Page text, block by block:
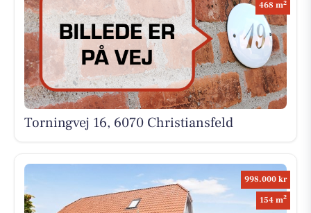
468 m2
Torningvej 16, 6070 Christiansfeld
998.000 kr
154 m2